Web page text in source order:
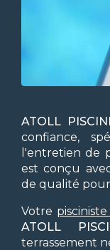
ATOLL
confiance,
l'entretien de
est conçu
de qualité pour
Votre
ATOLL
terrassement